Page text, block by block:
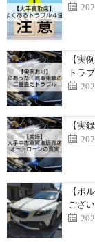
【実
トラ
【実
【ボ
ござ